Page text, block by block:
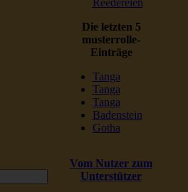
Reedereien
Die letzten 5
musterrolle-
Einträge
Tanga
Tanga
Tanga
Badenstein
Gotha
Vom Nutzer zum
Unterstützer